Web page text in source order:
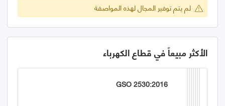
لم يتم توفير المجال لهذه المواصفة
الأكثر مبيعاً في قطاع الكهرباء
GSO 2530:2016